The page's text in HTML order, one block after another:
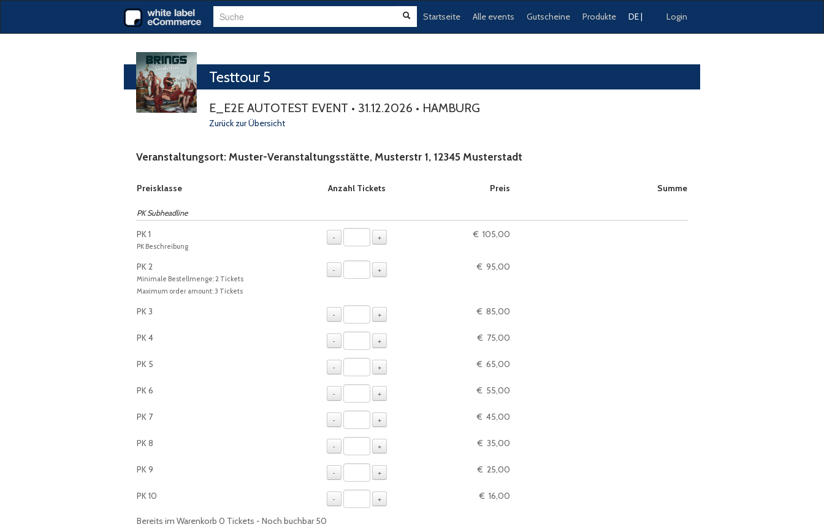
Suche Startseite Alle events Gutscheine Produkte DE Login
Testtour 5
E_E2E AUTOTEST EVENT • 31.12.2026 • HAMBURG
Zurück zur Übersicht
Veranstaltungsort: Muster-Veranstaltungsstätte, Musterstr 1, 12345 Musterstadt
Auswahl von Tickets pro Preiskategorie, sofern verfügbar
Preisklasse Anzahl Tickets Preis Summe
PK Subheadline
PK 1
PK Beschreibung
- + € 105,00
PK 2
Minimale Bestellmenge: 2 Tickets
Maximum order amount: 3 Tickets
- + € 95,00
PK 3 - + € 85,00
PK 4 - + € 75,00
PK 5 - + € 65,00
PK 6 - + € 55,00
PK 7 - + € 45,00
PK 8 - + € 35,00
PK 9 - + € 25,00
PK 10 - + € 16,00
Bereits im Warenkorb 0 Tickets - Noch buchbar50